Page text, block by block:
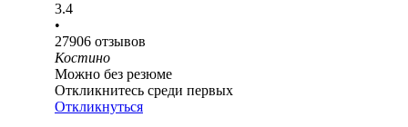
3.4
•
27906 отзывов
Костино
Можно без резюме
Откликнитесь среди первых
Откликнуться